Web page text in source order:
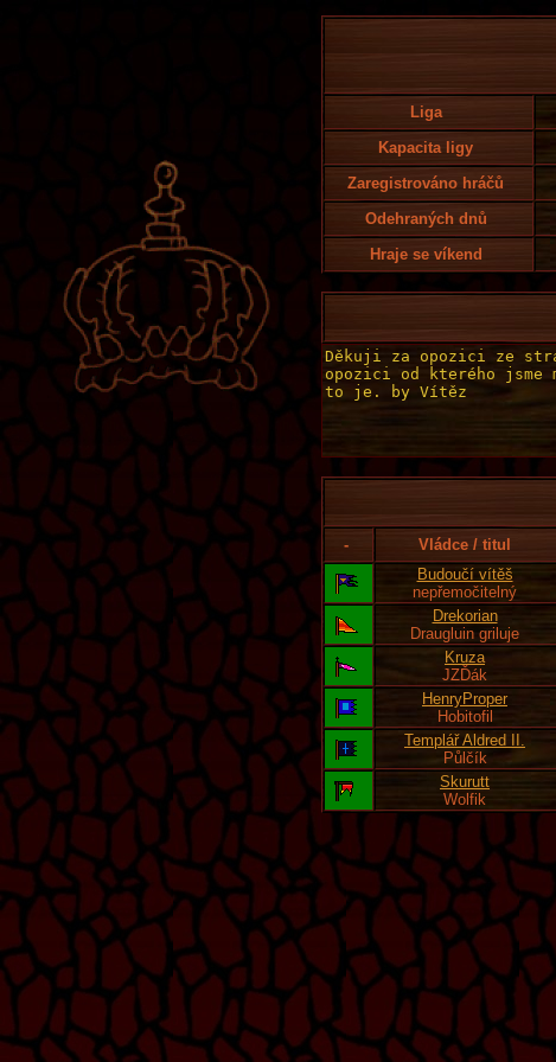
Liga
Kapacita ligy
Zaregistrováno hráčů
Odehraných dnů
Hraje se víkend
- Vládce / titul
Budoučí vítěš
nepřemočitelný
Drekorian
Draugluin griluje
Kruza
JZĎák
HenryProper
Hobitofil
Templář Aldred II.
Půlčík
Skurutt
Wolfik